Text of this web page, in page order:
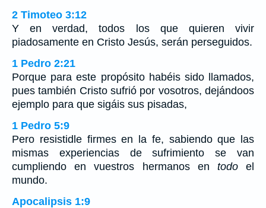
2 Timoteo 3:12
Y en verdad, todos los que quieren vivir
piadosamente en Cristo Jesús, serán perseguidos.
1 Pedro 2:21
Porque para este propósito habéis sido llamados,
pues también Cristo sufrió por vosotros, dejándoos
ejemplo para que sigáis sus pisadas,
1 Pedro 5:9
Pero resistidle firmes en la fe, sabiendo que las
mismas experiencias de sufrimiento se van
cumpliendo en vuestros hermanos en todoel
mundo.
Apocalipsis 1:9